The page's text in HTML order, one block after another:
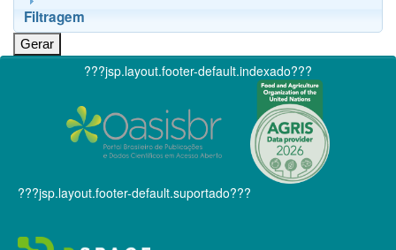
Filtragem
???jsp.layout.footer-default.indexado???
???jsp.layout.footer-default.suportado???